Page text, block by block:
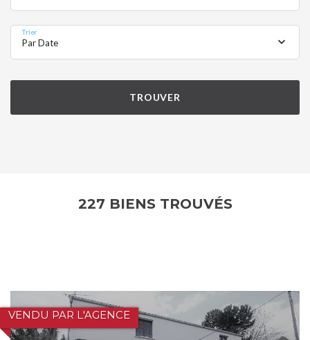
Trier
Par Date
TROUVER
227 BIENS TROUVÉS
VENDU PAR L'AGENCE